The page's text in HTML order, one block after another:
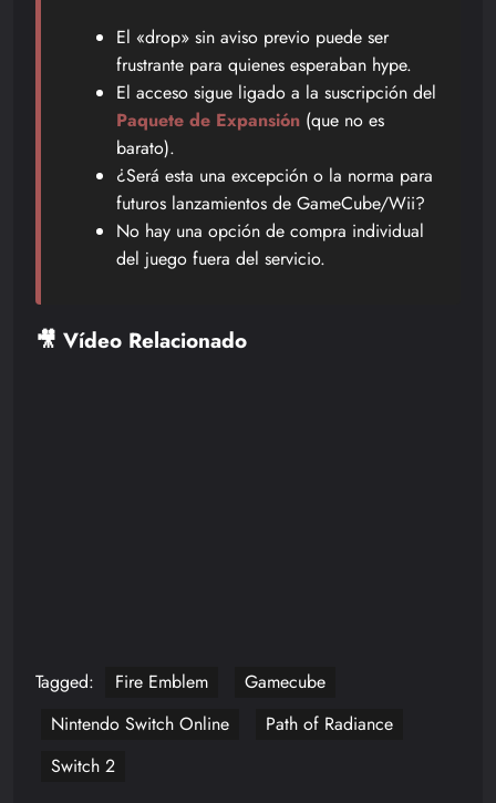
El «drop» sin aviso previo puede ser
frustrante para quienes esperaban hype.
El acceso sigue ligado a la suscripción del
Paquete de Expansión (que no es
barato).
¿Será esta una excepción o la norma para
futuros lanzamientos de GameCube/Wii?
No hay una opción de compra individual
del juego fuera del servicio.
🎥 Vídeo Relacionado
Tagged: Fire Emblem
Gamecube
Nintendo Switch Online
Path of Radiance
Switch 2